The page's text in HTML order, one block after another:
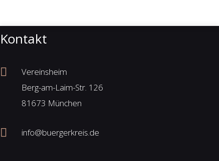
Kontakt
Vereinsheim
Berg-am-Laim-Str. 126
81673 München
info@buergerkreis.de